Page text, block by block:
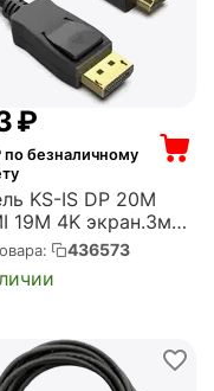
₽
безналичному
KS-IS DP 20M
19M 4K экран.3м
3) 436573